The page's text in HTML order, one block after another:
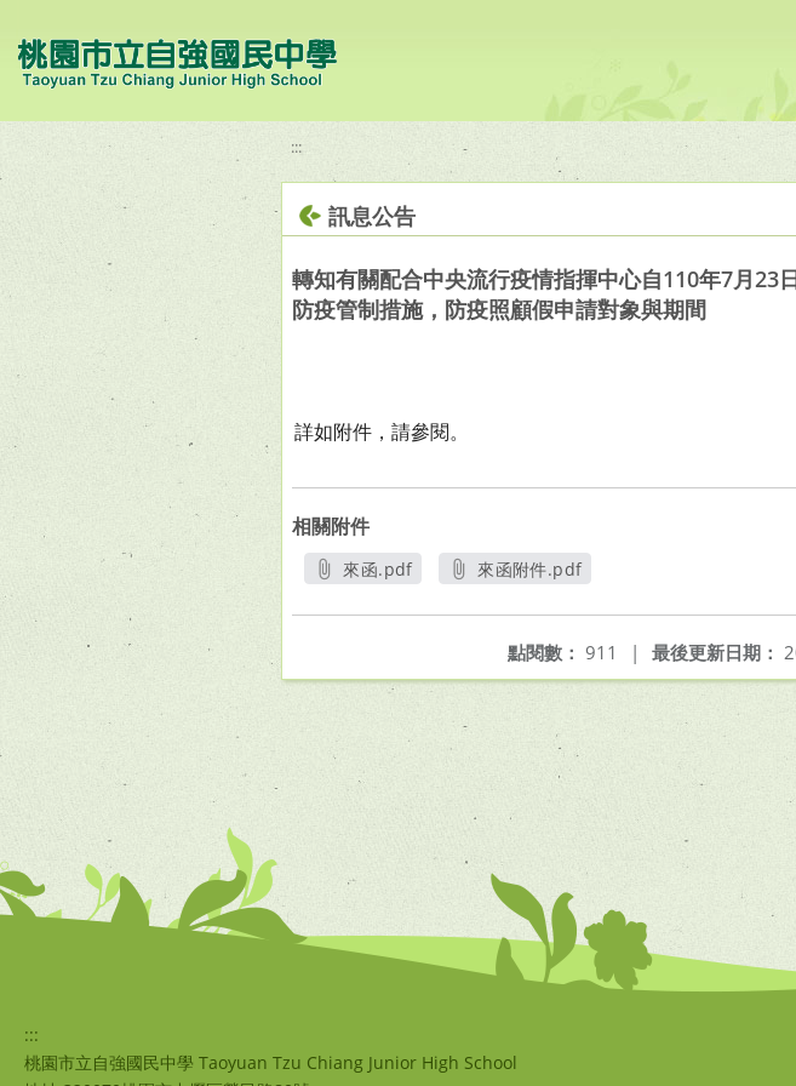
:::
訊息公告
轉知有關配合中央流行疫情指揮中心自110年7月23
防疫管制措施，防疫照顧假申請對象與期間
詳如附件，請參閱。
相關附件
來函.pdf
來函附件.pdf
最後更新日期：
點閱數： 911 |
:::
桃園市立自強國民中學 Taoyuan Tzu Chiang Junior High School